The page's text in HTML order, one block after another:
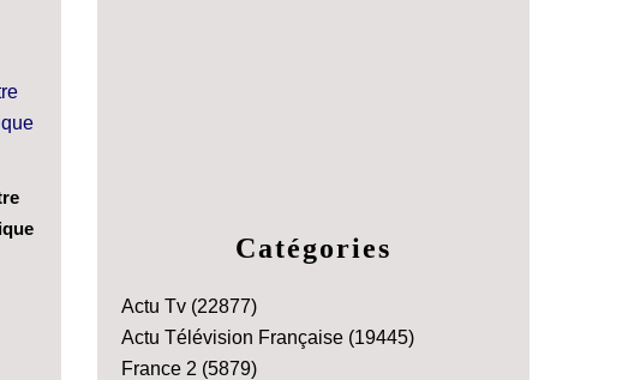
Catégories
Actu Tv (22877)
Actu Télévision Française (19445)
France 2 (5879)